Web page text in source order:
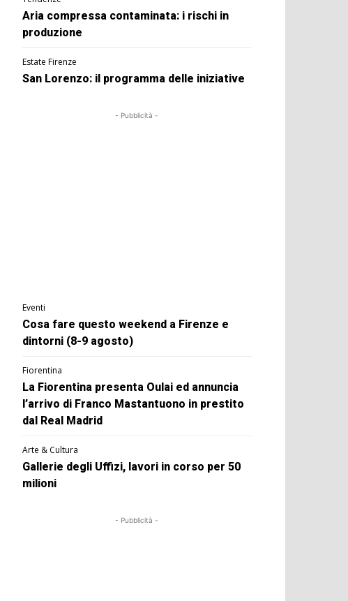
Aria compressa contaminata: i rischi in
produzione
Estate Firenze
San Lorenzo: il programma delle iniziative
- Pubblicità -
Eventi
Cosa fare questo weekend a Firenze e
dintorni (8-9 agosto)
Fiorentina
La Fiorentina presenta Oulai ed annuncia
l’arrivo di Franco Mastantuono in prestito
dal Real Madrid
Arte & Cultura
Gallerie degli Uffizi, lavori in corso per 50
milioni
- Pubblicità -